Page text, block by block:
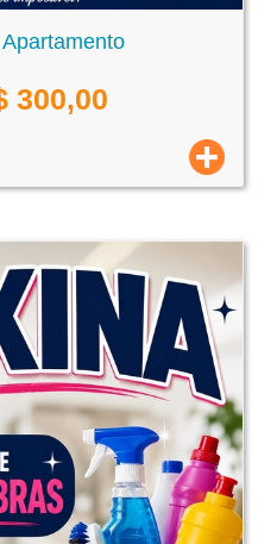
300,00